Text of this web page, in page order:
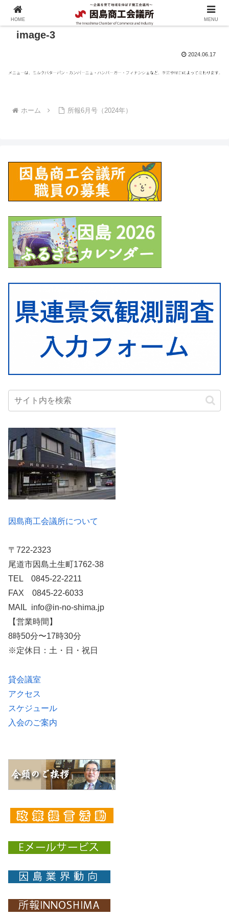
image-3
2024.06.17
ホーム 所報6月号（2024年）
因島商工会議所について
〒722-2323
尾道市因島土生町1762-38
TEL 0845-22-2211
FAX 0845-22-6033
MAIL info@in-no-shima.jp
【営業時間】
8時50分〜17時30分
※定休日：土・日・祝日
貸会議室
アクセス
スケジュール
入会のご案内
HOME MENU